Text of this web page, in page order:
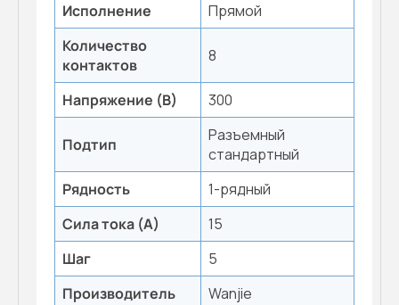
Исполнение
Прямой
Количество
контактов
8
Напряжение (В) 300
Подтип
Разъемный
стандартный
Рядность
1-рядный
Сила тока (А)
15
Шаг
5
Производитель
Wanjie